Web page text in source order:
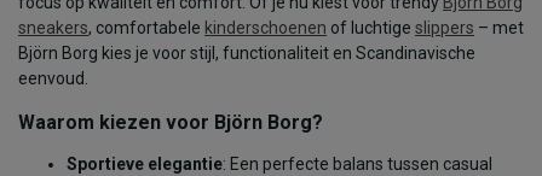
sneakers, comfortabele kinderschoenen of luchtige slippers – met
Björn Borg kies je voor stijl, functionaliteit en Scandinavische
eenvoud.
Waarom kiezen voor Björn Borg?
Sportieve elegantie: Een perfecte balans tussen casual